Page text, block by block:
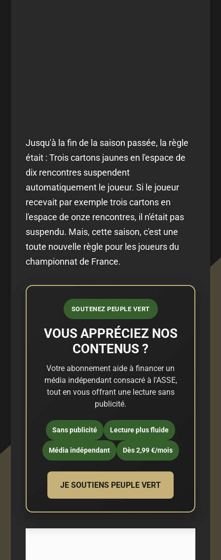
Jusqu'à la fin de la saison passée, la règle
était : Trois cartons jaunes en l'espace de
dix rencontres suspendent
automatiquement le joueur. Si le joueur
recevait par exemple trois cartons en
l'espace de onze rencontres, il n'était pas
suspendu. Mais, cette saison, c'est une
toute nouvelle règle pour les joueurs du
championnat de France.
SOUTENEZ PEUPLE VERT
VOUS APPRÉCIEZ NOS
CONTENUS ?
Votre abonnement aide à financer un
média indépendant consacré à l'ASSE,
tout en vous offrant une lecture sans
publicité.
Sans publicité Lecture plus fluide
Média indépendant Dès 2,99 €/mois
JE SOUTIENS PEUPLE VERT